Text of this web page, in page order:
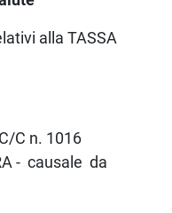
alla TASSA
C n. 1016
- causale da